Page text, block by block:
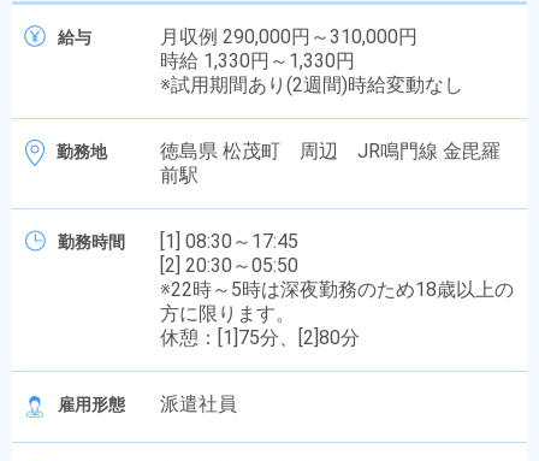
給与
月収例 290,000円～310,000円
時給 1,330円～1,330円
※試用期間あり(2週間)時給変動なし
勤務地
徳島県 松茂町 周辺 JR鳴門線 金毘羅
前駅
勤務時間
[1] 08:30～17:45
[2] 20:30～05:50
※22時～5時は深夜勤務のため18歳以上の
方に限ります。
休憩：[1]75分、[2]80分
雇用形態 派遣社員